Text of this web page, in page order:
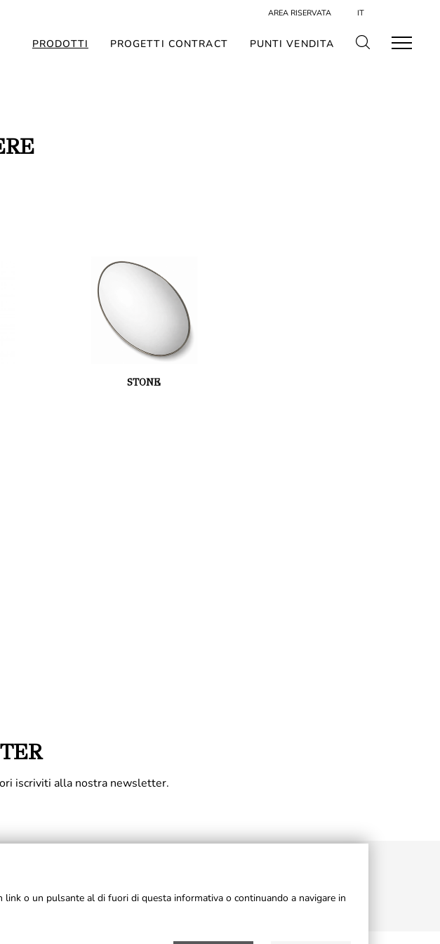
AREA RISERVATA IT
PRODOTTI PROGETTI CONTRACT PUNTI VENDITA
STONE
iscriviti alla nostra newsletter.
o un pulsante al di fuori di questa informativa o continuando a navigare in